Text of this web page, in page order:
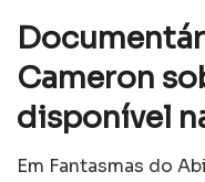
Cameron
disponível
Em Fantasmas do